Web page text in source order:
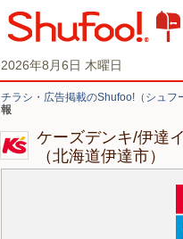
2026年8月6日 木曜日
チラシ・広告掲載のShufoo!（シュフ
報
ケーズデンキ/伊達
（北海道伊達市）